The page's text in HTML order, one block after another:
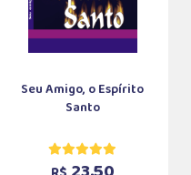
Seu Amigo, o Espírito
Santo